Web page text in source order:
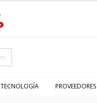
TECNOLOGÍA PROVEEDORES